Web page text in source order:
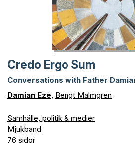
Credo Ergo Sum
Conversations with Father
Damian Eze Bengt Malmgren
Samhälle, politik & medier
Mjukband
76 sidor